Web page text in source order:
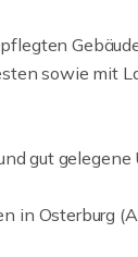
sowie mit
gut
in Osterburg